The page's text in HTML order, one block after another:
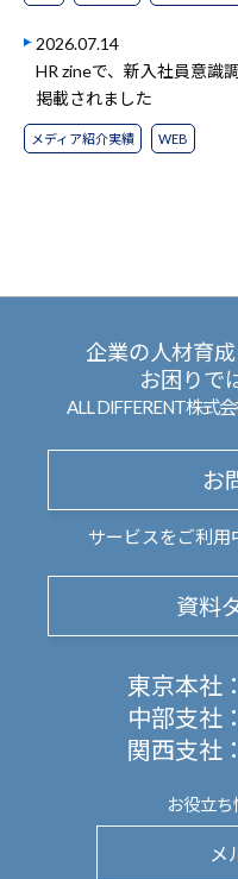
2026.07.14
HR zineで、新入社員意識
掲載されました
メディア紹介実績 WEB
企業の人材育成
お困りで
ALL DIFFERENT株式
お
サービスをご利用
資料
東京本社：
中部支社：
関西支社：
お役立
メ